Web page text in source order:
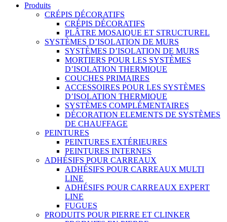
Produits
CRÉPIS DÉCORATIFS
CRÉPIS DÉCORATIFS
PLÂTRE MOSAIQUE ET STRUCTUREL
SYSTÈMES D’ISOLATION DE MURS
SYSTÈMES D’ISOLATION DE MURS
MORTIERS POUR LES SYSTÈMES
D’ISOLATION THERMIQUE
COUCHES PRIMAIRES
ACCESSOIRES POUR LES SYSTÈMES
D’ISOLATION THERMIQUE
SYSTÈMES COMPLÉMENTAIRES
DÉCORATION ELEMENTS DE SYSTÈMES
DE CHAUFFAGE
PEINTURES
PEINTURES EXTÉRIEURES
PEINTURES INTERNES
ADHÉSIFS POUR CARREAUX
ADHÉSIFS POUR CARREAUX MULTI
LINE
ADHÉSIFS POUR CARREAUX EXPERT
LINE
FUGUES
PRODUITS POUR PIERRE ET CLINKER